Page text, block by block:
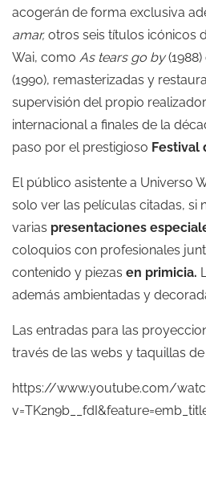
acogerán de forma exclusiva
amar, otros seis títulos icónicos
Wai, como As tears go by(1988)
(1990), remasterizadas y
supervisión del propio
internacional a finales de la
paso por el prestigioso Festival
El público asistente a Universo
solo ver las películas citadas, si
varias presentaciones
coloquios con profesionales
contenido y piezas en primicia.
además ambientadas y
Las entradas para las
través de las webs y taquillas
https://www.youtube.com/